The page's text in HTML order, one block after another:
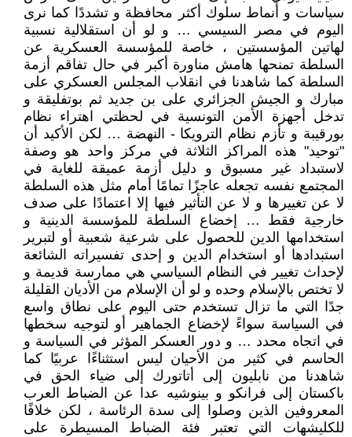
سياسات و أنماط سلوك أكثر محافظة و تشددًا كما نرى
اليوم في مصر السيسي … و لو أن استقلالية نسبية
لهاتين المؤسستين ، خاصة للمؤسسة العسكرية عن
السلطة تمنحها هامش مناورة أكبر في حال تفاقم أزمة
السلطة كما شاهدنا في انقلاب المجلس العسكري على
مبارك و الجيش الجزائري على بن جديد ثم بوتفليقة و
تدخل أجهزة الأمن التونسية في لحظتي اهتراء نظام
بورقيبة و تأزم نظام الترويكا - النهضة … لكن الأكيد أن
"توحيد" هذه المراكز الثلاثة في مركز واحد هو وصفة
لاستبداد غير مسبوق و دليل أزمة عميقة للغاية في
المجتمع نفسه تجعله عاجزًا تمامًا أمام مثل هذه السلطة
لا عن تغييرها و لا عن التأثير فيها إلا اعتمادًا على صدف
خارجية فقط … إخضاع السلطة للمؤسسة الدينية و
استخدامها الدين للحصول على شرعية شعبية أو لتبرير
استبدادها أو استخدام الدين و إحدى تفسيراته الشائعة
لإحداث تغيير في النظام السياسي هي ممارسة قديمة و
لا تختص بالإسلام وحده و لو أن الإسلام من الأديان القليلة
جدًا التي ما تزال تستخدم حتى اليوم على نطاق واسع
في السياسة سواءً لإخضاع الجماهير أو لتوجيه سخطها
في اتجاه محدد … و دور العسكر المؤثر في السياسة و
الحاسم في كثير من الأحيان ليس استثناءًا عربيًا كما
شاهدنا من نابليون إلى أتاتورك إلى ضياء الحق في
باكستان إلى فرانكو و بينوشيه عدا عن الضباط العرب
المعروفين الذين وصلوا إلى سدة الرئاسة ، لكن خلافًا
للكليشهات التي تعتبر فئة الضباط المسيطرة على